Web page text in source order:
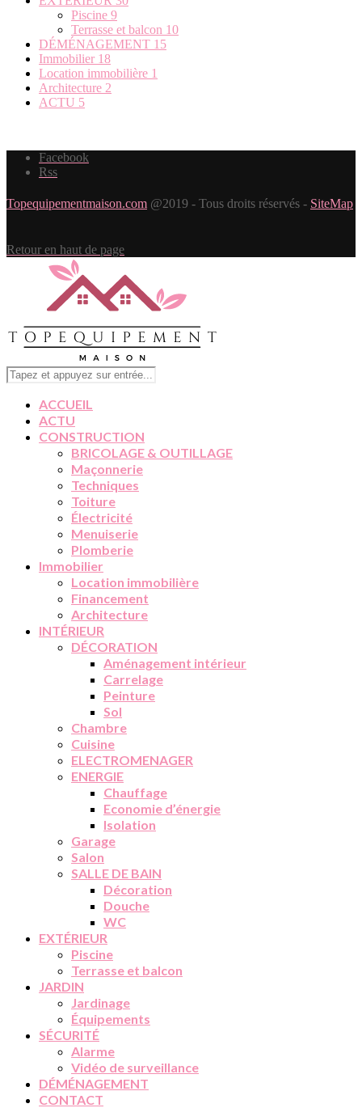
Piscine 9
Terrasse et balcon 10
DÉMÉNAGEMENT 15
Immobilier 18
Location immobilière 1
Architecture 2
ACTU 5
Facebook
Rss
Topequipementmaison.com @2019 - Tous droits réservés - SiteMap
Retour en haut de page
ACCUEIL
ACTU
CONSTRUCTION
BRICOLAGE & OUTILLAGE
Maçonnerie
Techniques
Toiture
Électricité
Menuiserie
Plomberie
Immobilier
Location immobilière
Financement
Architecture
INTÉRIEUR
DÉCORATION
Aménagement intérieur
Carrelage
Peinture
Sol
Chambre
Cuisine
ELECTROMENAGER
ENERGIE
Chauffage
Economie d’énergie
Isolation
Garage
Salon
SALLE DE BAIN
Décoration
Douche
WC
EXTÉRIEUR
Piscine
Terrasse et balcon
JARDIN
Jardinage
Équipements
SÉCURITÉ
Alarme
Vidéo de surveillance
DÉMÉNAGEMENT
CONTACT